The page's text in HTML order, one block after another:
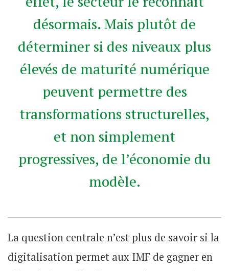
désormais. Mais plutôt de
déterminer si des niveaux plus
élevés de maturité numérique
peuvent permettre des
transformations structurelles,
et non simplement
progressives, de l’économie du
modèle.
La question centrale n’est plus de savoir si la
digitalisation permet aux IMF de gagner en